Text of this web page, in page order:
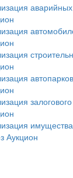
Аукцион